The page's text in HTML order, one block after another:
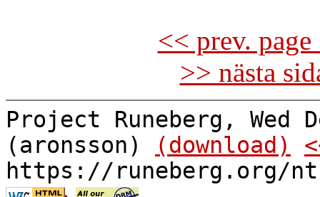
<< prev.
>> nästa
Project Runeberg, Wed
(aronsson)
(download)
https://runeberg.org/